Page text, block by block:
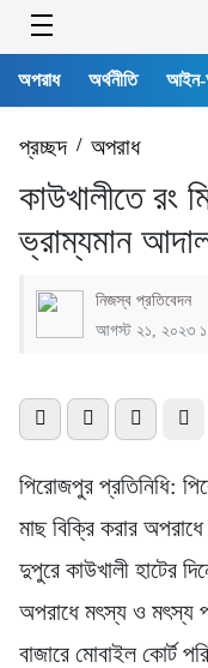
অপরাধ অর্থনীতি আইন-
প্রচ্ছদ/ অপরাধ
কাউখালীতে রং
ভ্রাম্যমান
নিজস্ব প্রতিবেদন
আগস্ট ২১, ২০২৩
পিরোজপুর প্রতিনিধি:
মাছ বিক্রি করার
দুপুরে কাউখালী হাটের
অপরাধে মৎস্য ও মৎস্য
বাজারে মোবাইল কোর্ট